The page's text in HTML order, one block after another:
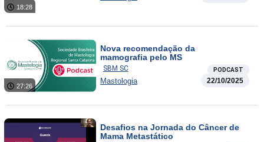
18:28
27:26
Nova recomendação da
mamografia pelo MS
SBM SC PODCAST
Mastologia 22/10/2025
Desafios na Jornada do Câncer de
Mama Metastático